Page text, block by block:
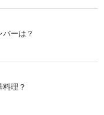
ーは？
理？